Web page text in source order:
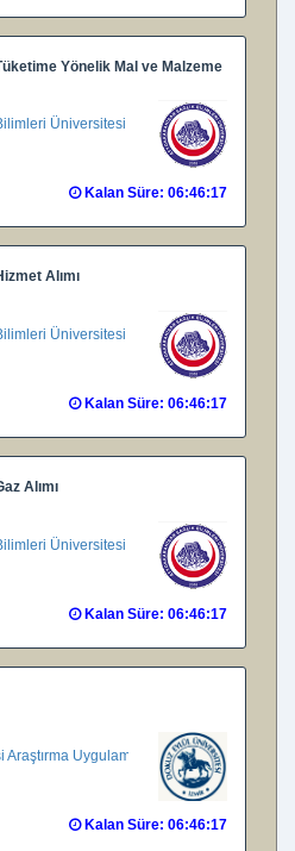
Yönelik Mal ve Malzeme
Üniversitesi BAP
Kalan Süre: 06:46:16
Alımı
Üniversitesi BAP
Kalan Süre: 06:46:16
Alımı
Üniversitesi BAP
Kalan Süre: 06:46:16
Araştırma Uygulama Hastanesi
Kalan Süre: 06:46:16